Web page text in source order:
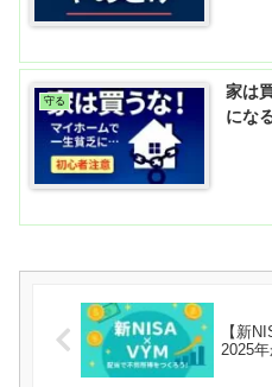
守る
家は
にな
【新
2025